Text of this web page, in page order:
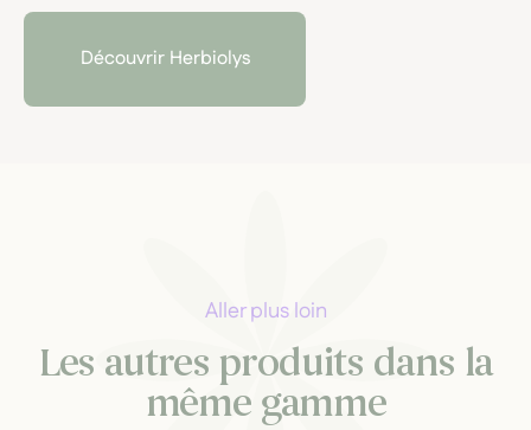
exemplaire et allie rigueur scientifique, macérations
locales et engagement pour une santé naturelle
Découvrir Herbiolys
Aller plus loin
Les autres produits dans la
même gamme